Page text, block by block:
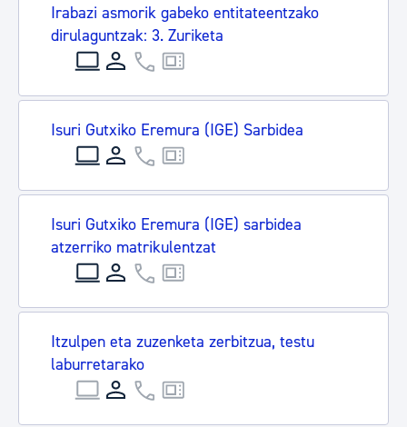
Irabazi asmorik gabeko entitateentzako
dirulaguntzak: 3. Zuriketa
Isuri Gutxiko Eremura (IGE) Sarbidea
Isuri Gutxiko Eremura (IGE) sarbidea
atzerriko matrikulentzat
Itzulpen eta zuzenketa zerbitzua, testu
laburretarako